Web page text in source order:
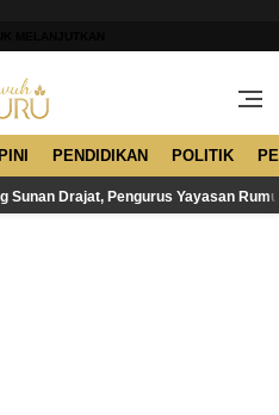
Guru
Membangun
PENDIDIKAN POLITIK
Sunan Drajat, Pengurus Yayasan